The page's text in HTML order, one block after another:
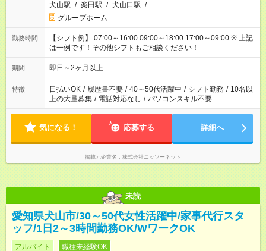
犬山駅 / 楽田駅 / 犬山口駅 / …
グループホーム
勤務時間
【シフト例】 07:00～16:00 09:00～18:00 17:00～09:00 ※ 上記
は一例です！その他シフトもご相談ください！
期間 即日～2ヶ月以上
特徴 日払いOK / 履歴書不要 / 40～50代活躍中 / シフト勤務 / 10名以
上の大量募集 / 電話対応なし / パソコンスキル不要
気になる！ 応募する 詳細へ
掲載元企業名 株式会社ニッソーネット
未読
愛知県犬山市/30～50代女性活躍中/家事代行スタ
ッフ/1日2～3時間勤務OK/WワークOK
アルバイト 職種未経験OK